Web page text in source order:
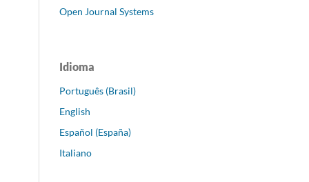
Open Journal Systems
Idioma
Português (Brasil)
English
Español (España)
Italiano